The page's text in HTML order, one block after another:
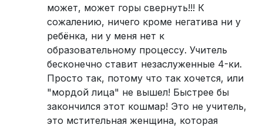
может, может горы свернуть!!! К
сожалению, ничего кроме негатива ни у
ребёнка, ни у меня нет к
образовательному процессу. Учитель
бесконечно ставит незаслуженные 4-ки.
Просто так, потому что так хочется, или
"мордой лица" не вышел! Быстрее бы
закончился этот кошмар! Это не учитель,
это мстительная женщина, которая